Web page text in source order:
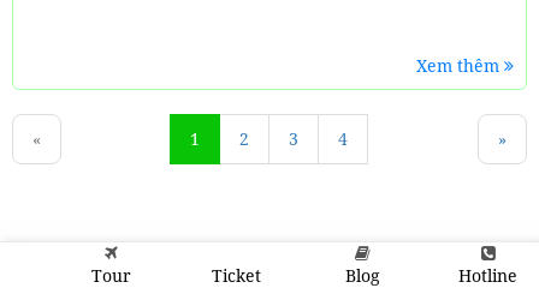
Xem thêm
« 1 2 3 4 »
Tour Ticket Blog Hotline